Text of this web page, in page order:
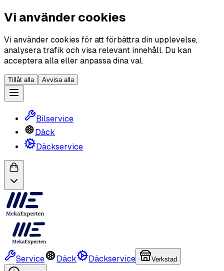
Vi använder cookies
Vi använder cookies för att förbättra din upplevelse,
analysera trafik och visa relevant innehåll. Du kan
acceptera alla eller anpassa dina val.
Tillåt alla Avvisa alla
Bilservice
Däck
Däckservice
Service Däck Däckservice Verkstad